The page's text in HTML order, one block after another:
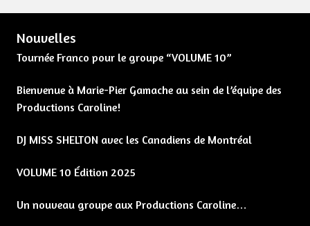
Nouvelles
Tournée Franco pour le groupe “VOLUME 10”
Bienvenue à Marie-Pier Gamache au sein de l’équipe des
Productions Caroline!
DJ MISS SHELTON avec les Canadiens de Montréal
VOLUME 10 Édition 2025
Un nouveau groupe aux Productions Caroline…